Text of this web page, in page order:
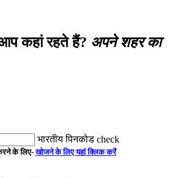
कहां रहते हैं? अपने शहर का
भारतीय पिनकोड check
के लिए-खोजने के लिए यहां क्लिक करें